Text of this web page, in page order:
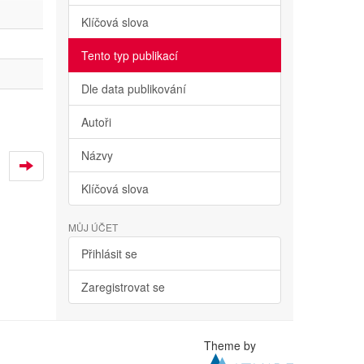
Klíčová slova
Tento typ publikací
Dle data publikování
Autoři
Názvy
Klíčová slova
MŮJ ÚČET
Přihlásit se
Zaregistrovat se
Theme by